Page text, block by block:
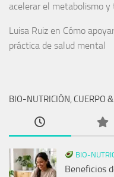
acelerar el metabolismo y
Luisa Ruiz en Cómo
práctica de salud mental
BIO-NUTRICIÓN, CUERPO
BIO-
Beneficios